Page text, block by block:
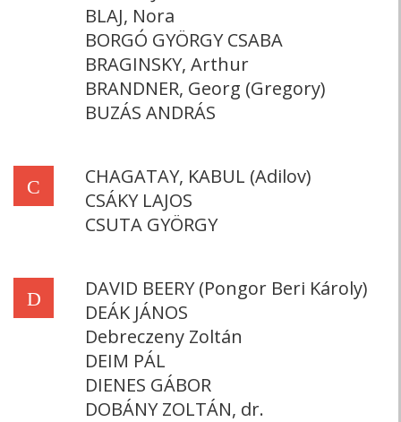
BLAJ, Nora
BORGÓ GYÖRGY CSABA
BRAGINSKY, Arthur
BRANDNER, Georg (Gregory)
BUZÁS ANDRÁS
C
CHAGATAY, KABUL (Adilov)
CSÁKY LAJOS
CSUTA GYÖRGY
D
DAVID BEERY (Pongor Beri Károly)
DEÁK JÁNOS
Debreczeny Zoltán
DEIM PÁL
DIENES GÁBOR
DOBÁNY ZOLTÁN, dr.